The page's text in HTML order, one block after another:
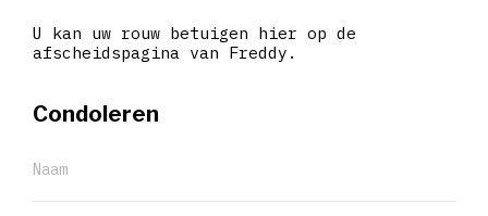
U kan uw rouw betuigen hier op de
afscheidspagina van Freddy.
Condoleren